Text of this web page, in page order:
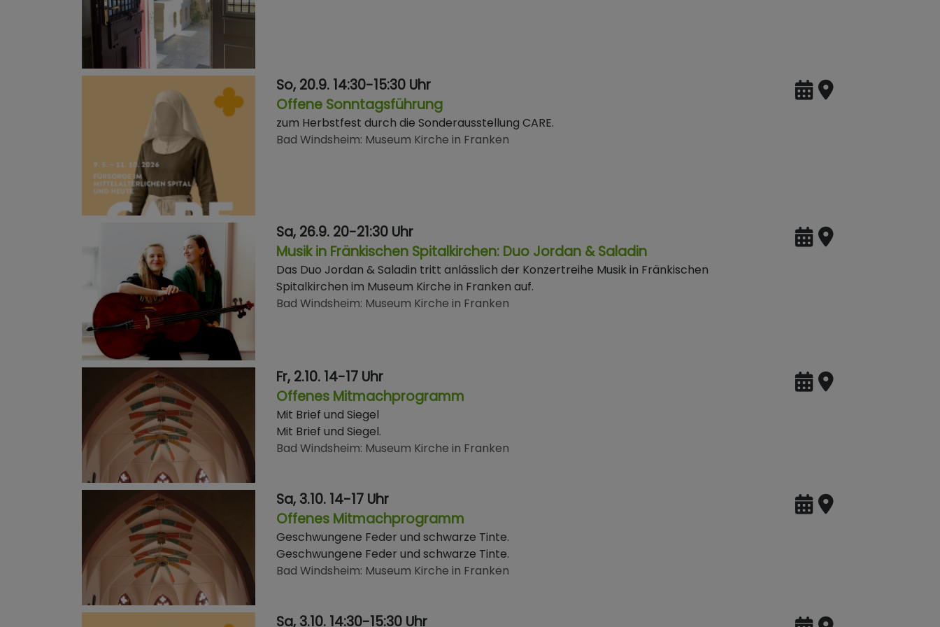
So, 20.9. 14:30-15:30 Uhr
Offene Sonntagsführung
zum Herbstfest durch die Sonderausstellung CARE.
Bad Windsheim Museum Kirche in Franken
Sa, 26.9. 20-21:30 Uhr
Musik in Fränkischen Spitalkirchen: Duo Jordan & Saladin
Das Duo Jordan & Saladin tritt anlässlich der Konzertreihe Musik in Fränkischen
Spitalkirchen im Museum Kirche in Franken auf.
Bad Windsheim Museum Kirche in Franken
Fr, 2.10. 14-17 Uhr
Offenes Mitmachprogramm
Mit Brief und Siegel
Mit Brief und Siegel.
Bad Windsheim Museum Kirche in Franken
Sa, 3.10. 14-17 Uhr
Offenes Mitmachprogramm
Geschwungene Feder und schwarze Tinte.
Geschwungene Feder und schwarze Tinte.
Bad Windsheim Museum Kirche in Franken
Sa, 3.10. 14:30-15:30 Uhr